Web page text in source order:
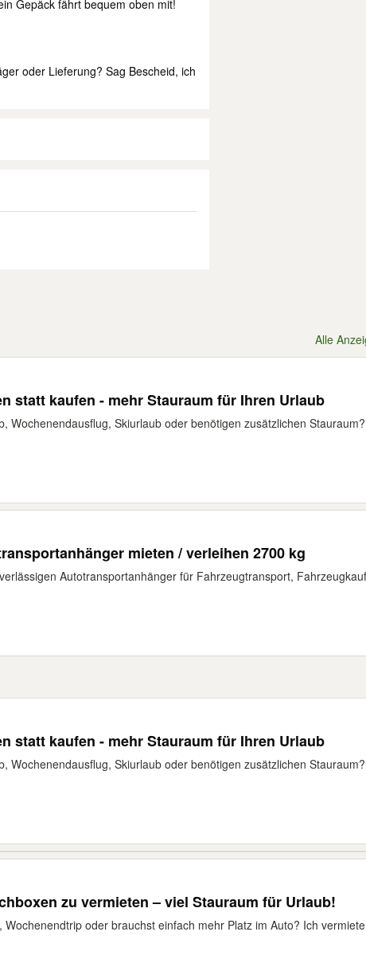
Gepäck fährt bequem oben mit!
oder Lieferung? Sag Bescheid, ich
Alle
statt kaufen - mehr Stauraum für Ihren Urlaub
Wochenendausflug, Skiurlaub oder benötigen zusätzlichen
mieten / verleihen 2700 kg
Autotransportanhänger für Fahrzeugtransport,
statt kaufen - mehr Stauraum für Ihren Urlaub
Wochenendausflug, Skiurlaub oder benötigen zusätzlichen
zu vermieten – viel Stauraum für Urlaub!
Wochenendtrip oder brauchst einfach mehr Platz im Auto? Ich